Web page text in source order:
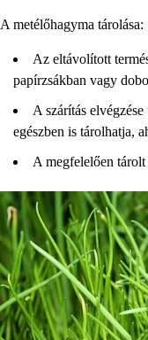
A metélőhagyma tárolása:
Az eltávolított
papírzsákban vagy
A szárítás
egészben is tárolhatja,
A megfelelően